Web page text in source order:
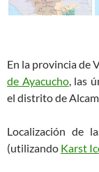
En la provincia de
de Ayacucho, las
el distrito de
Localización de
(utilizando Karst